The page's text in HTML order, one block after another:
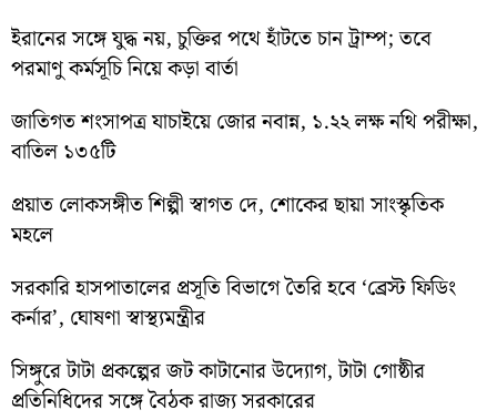
ইরানের সঙ্গে যুদ্ধ নয়, চুক্তির পথে হাঁটতে চান ট্রাম্প; তবে
পরমাণু কর্মসূচি নিয়ে কড়া বার্তা
জাতিগত শংসাপত্র যাচাইয়ে জোর নবান্ন, ১.২২ লক্ষ নথি পরীক্ষা,
বাতিল ১৩৫টি
প্রয়াত লোকসঙ্গীত শিল্পী স্বাগত দে, শোকের ছায়া সাংস্কৃতিক
মহলে
সরকারি হাসপাতালের প্রসূতি বিভাগে তৈরি হবে ‘ব্রেস্ট ফিডিং
কর্নার’, ঘোষণা স্বাস্থ্যমন্ত্রীর
সিঙ্গুরে টাটা প্রকল্পের জট কাটানোর উদ্যোগ, টাটা গোষ্ঠীর
প্রতিনিধিদের সঙ্গে বৈঠক রাজ্য সরকারের